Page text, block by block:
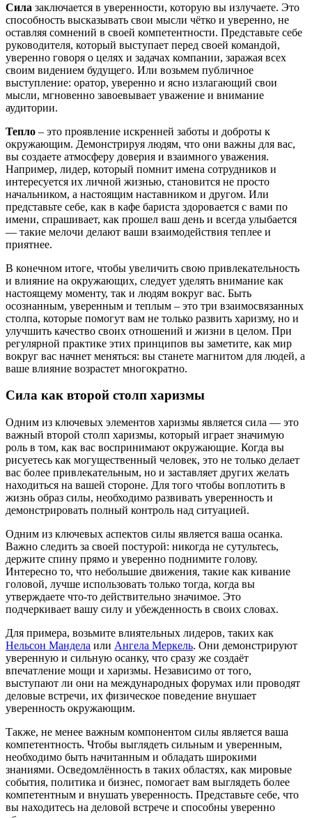
Сила заключается в уверенности, которую вы излучаете. Это
способность высказывать свои мысли чётко и уверенно, не
оставляя сомнений в своей компетентности. Представьте себе
руководителя, который выступает перед своей командой,
уверенно говоря о целях и задачах компании, заражая всех
своим видением будущего. Или возьмем публичное
выступление: оратор, уверенно и ясно излагающий свои
мысли, мгновенно завоевывает уважение и внимание
аудитории.
Тепло – это проявление искренней заботы и доброты к
окружающим. Демонстрируя людям, что они важны для вас,
вы создаете атмосферу доверия и взаимного уважения.
Например, лидер, который помнит имена сотрудников и
интересуется их личной жизнью, становится не просто
начальником, а настоящим наставником и другом. Или
представьте себе, как в кафе бариста здоровается с вами по
имени, спрашивает, как прошел ваш день и всегда улыбается
— такие мелочи делают ваши взаимодействия теплее и
приятнее.
В конечном итоге, чтобы увеличить свою привлекательность
и влияние на окружающих, следует уделять внимание как
настоящему моменту, так и людям вокруг вас. Быть
осознанным, уверенным и теплым – это три взаимосвязанных
столпа, которые помогут вам не только развить харизму, но и
улучшить качество своих отношений и жизни в целом. При
регулярной практике этих принципов вы заметите, как мир
вокруг вас начнет меняться: вы станете магнитом для людей, а
ваше влияние возрастет многократно.
Сила как второй столп харизмы
Одним из ключевых элементов харизмы является сила — это
важный второй столп харизмы, который играет значимую
роль в том, как вас воспринимают окружающие. Когда вы
рисуетесь как могущественный человек, это не только делает
вас более привлекательным, но и заставляет других желать
находиться на вашей стороне. Для того чтобы воплотить в
жизнь образ силы, необходимо развивать уверенность и
демонстрировать полный контроль над ситуацией.
Одним из ключевых аспектов силы является ваша осанка.
Важно следить за своей постурой: никогда не сутультесь,
держите спину прямо и уверенно поднимите голову.
Интересно то, что небольшие движения, такие как кивание
головой, лучше использовать только тогда, когда вы
утверждаете что-то действительно значимое. Это
подчеркивает вашу силу и убежденность в своих словах.
Для примера, возьмите влиятельных лидеров, таких как
Нельсон Мандела или Ангела Меркель. Они демонстрируют
уверенную и сильную осанку, что сразу же создаёт
впечатление мощи и харизмы. Независимо от того,
выступают ли они на международных форумах или проводят
деловые встречи, их физическое поведение внушает
уверенность окружающим.
Также, не менее важным компонентом силы является ваша
компетентность. Чтобы выглядеть сильным и уверенным,
необходимо быть начитанным и обладать широкими
знаниями. Осведомлённость в таких областях, как мировые
события, политика и бизнес, помогает вам выглядеть более
компетентным и внушать уверенность. Представьте себе, что
вы находитесь на деловой встрече и способны уверенно